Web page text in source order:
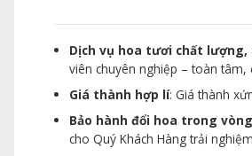
Dịch vụ hoa tươi chất lượng,
viên chuyên nghiệp – toàn
Giá thành hợp lí: Giá thành
Bảo hành đổi hoa trong
cho Quý Khách Hàng trải